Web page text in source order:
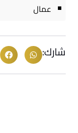
عمال
شارك: